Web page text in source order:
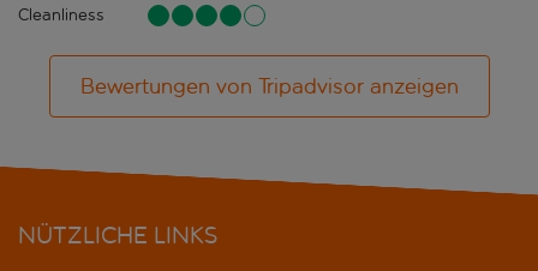
Cleanliness
Bewertungen von Tripadvisor anzeigen
NÜTZLICHE LINKS